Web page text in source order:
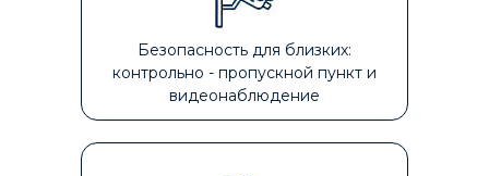
Безопасность для близких:
контрольно - пропускной пункт и
видеонаблюдение